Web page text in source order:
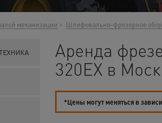
механизации Шлифовально-фрезерное
Аренда
320EX в
*Цены могут меняться в